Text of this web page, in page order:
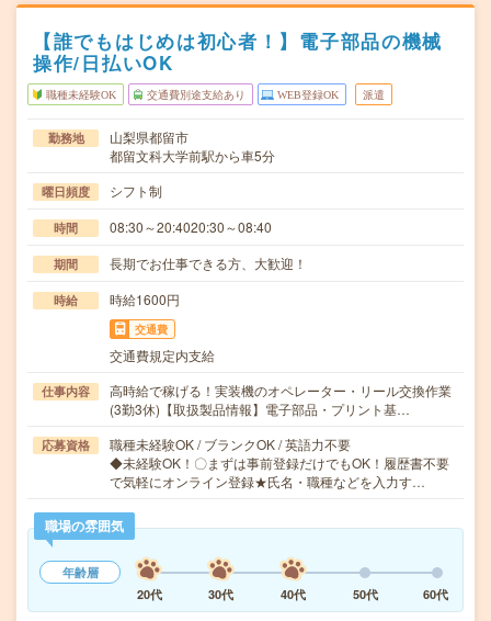
【誰でもはじめは初心者！】電子部品の機械
操作/日払いOK
職種未経験OK 交通費別途支給あり WEB登録OK 派遣
勤務地
山梨県都留市
都留文科大学前駅から車5分
曜日頻度 シフト制
時間 08:30～20:4020:30～08:40
期間 長期でお仕事できる方、大歓迎！
時給 時給1600円
交通費
交通費規定内支給
仕事内容
高時給で稼げる！実装機のオペレーター・リール交換作業
(3勤3休)【取扱製品情報】電子部品・プリント基…
応募資格
職種未経験OK / ブランクOK / 英語力不要
◆未経験OK！〇まずは事前登録だけでもOK！履歴書不要
で気軽にオンライン登録★氏名・職種などを入力す…
職場の雰囲気
年齢層
20代
30代 40代 50代 60代